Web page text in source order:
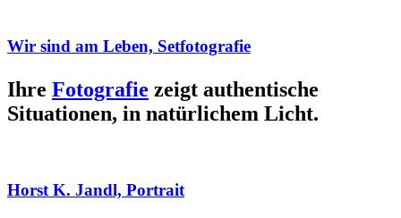
Wir sind am Leben, Setfotografie
Ihre Fotografie zeigt authentische
Situationen, in natürlichem Licht.
Horst K. Jandl, Portrait